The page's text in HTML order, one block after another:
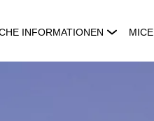
INFORMATIONEN MICE